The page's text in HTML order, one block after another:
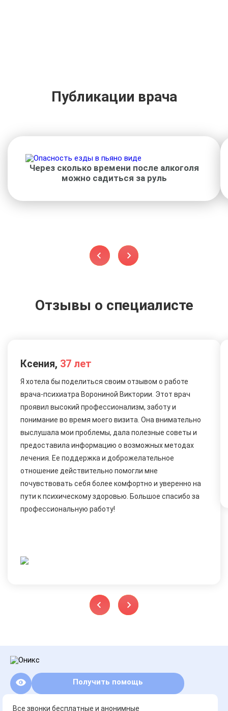
Публикации врача
Через сколько времени после алкоголя
можно садиться за руль
Отзывы о специалисте
Ксения, 37 лет
Я хотела бы поделиться своим отзывом о работе
врача-психиатра Ворониной Виктории. Этот врач
проявил высокий профессионализм, заботу и
понимание во время моего визита. Она внимательно
выслушала мои проблемы, дала полезные советы и
предоставила информацию о возможных методах
лечения. Ее поддержка и доброжелательное
отношение действительно помогли мне
почувствовать себя более комфортно и уверенно на
пути к психическому здоровью. Большое спасибо за
профессиональную работу!
Получить помощь
Все звонки бесплатные и анонимные